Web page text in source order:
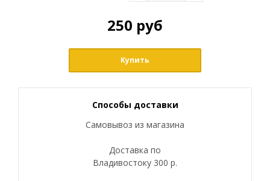
250 руб
Купить
Способы доставки
Самовывоз из магазина
Доставка по
Владивостоку 300 р.